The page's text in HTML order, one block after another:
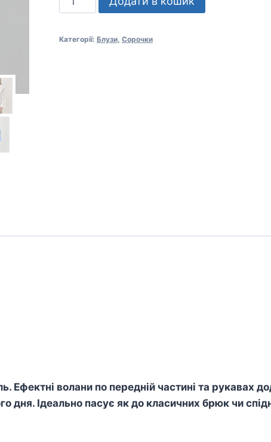
"Florence"
Категорії: Блузи, Сорочки
Ефектні волани по передній частині та рукавах
дня. Ідеально пасує як до класичних брюк чи